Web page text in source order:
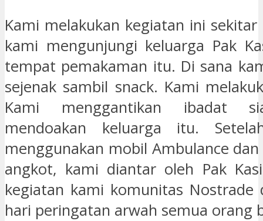
Kami melakukan kegiatan ini
kami mengunjungi keluarga Pak
tempat pemakaman itu. Di sana
sejenak sambil snack. Kami
Kami menggantikan ibadat
mendoakan keluarga itu.
menggunakan mobil Ambulance
angkot, kami diantar oleh Pak
kegiatan kami komunitas Nostrade
hari peringatan arwah semua orang